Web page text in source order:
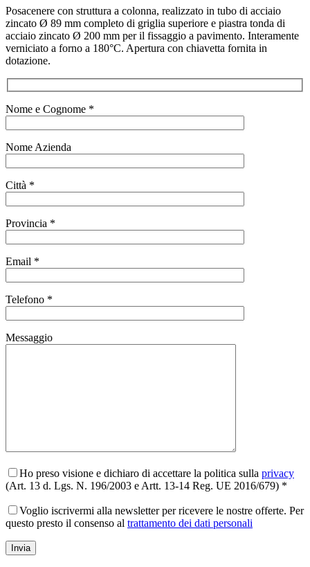
Posacenere con struttura a colonna, realizzato in tubo di acciaio
zincato Ø 89 mm completo di griglia superiore e piastra tonda di
acciaio zincato Ø 200 mm per il fissaggio a pavimento. Interamente
verniciato a forno a 180°C. Apertura con chiavetta fornita in
dotazione.
Nome e Cognome *
Nome Azienda
Città *
Provincia *
Email *
Telefono *
Messaggio
Ho preso visione e dichiaro di accettare la politica sulla privacy
(Art. 13 d. Lgs. N. 196/2003 e Artt. 13-14 Reg. UE 2016/679) *
Voglio iscrivermi alla newsletter per ricevere le nostre offerte. Per
questo presto il consenso al trattamento dei dati personali